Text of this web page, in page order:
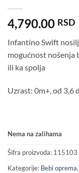
4,790.00 RSD
Infantino Swift
mogućnost nošenja
ili ka spolja
Uzrast: 0m+, od 3,6
Nema na zalihama
Šifra proizvoda: 115103
Kategorije: Bebi oprema,